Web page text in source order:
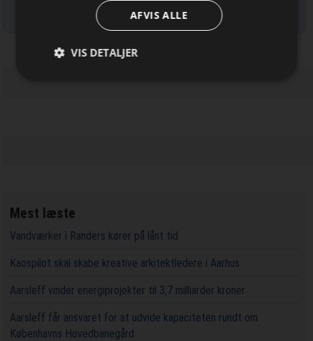
Læs mere om udsendelsestidspunkter og afmelding her
Mest læste
Vandværker i Randers kører på lånt tid
Kaospilot skal skabe kreative arkitektledere i Aarhus
Aarsleff vinder energiprojekter til 3,7 milliarder kroner
Aarsleff får ansvaret for at udvide kapaciteten rundt om
Københavns Hovedbanegård
AFVIS ALLE
VIS DETALJER